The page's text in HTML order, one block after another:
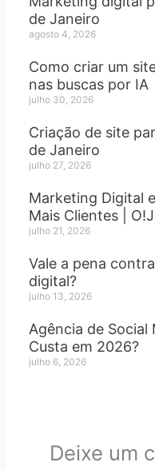
de Janeiro
agosto 4, 2026
Como criar um
nas buscas por IA
julho 30, 2026
Criação de site
de Janeiro
julho 27, 2026
Marketing Digital
Mais Clientes |
julho 21, 2026
Vale a pena
digital?
julho 13, 2026
Agência de Social
Custa em 2026?
julho 6, 2026
Deixe um